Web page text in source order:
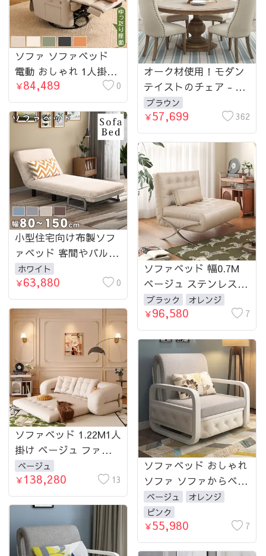
ソファ ソファベッド
電動 おしゃれ 1人掛け
北欧スタイル電動リク
ライニングチェア 多機
能一人用ソファ hlh-
￥84,489 0
オーク材使用！モダン
テイストのチェア - 綿
麻生地で上質な座り心
地保障 fljgj-2111-chair
ブラウン
￥57,699 362
小型住宅向け布製ソフ
ァベッド 客間やバルコ
ニーに最適な多用途折
りたたみベッド mmjj-
ja79
ホワイト
￥63,880 0
ソファベッド 幅0.7M
ベージュ ステンレス
合成皮革 ブラック オ
レンジ 幅0.9M 幅1.2M
幅1.5M
ブラック
オレンジ
￥96,580 7
ソファベッド 1.22M1人
掛け ベージュ ファブ
リック 1.72M2人掛け
2.22M3人掛け
ベージュ
￥138,280 13
ソファベッド おしゃれ
ソファ ソファからベッ
ド 収納付き 幅83cm 幅
103cm 幅128cm 幅
158cm 幅178cm コンパ
クト
ベージュ
オレンジ
ピンク
￥55,980 7